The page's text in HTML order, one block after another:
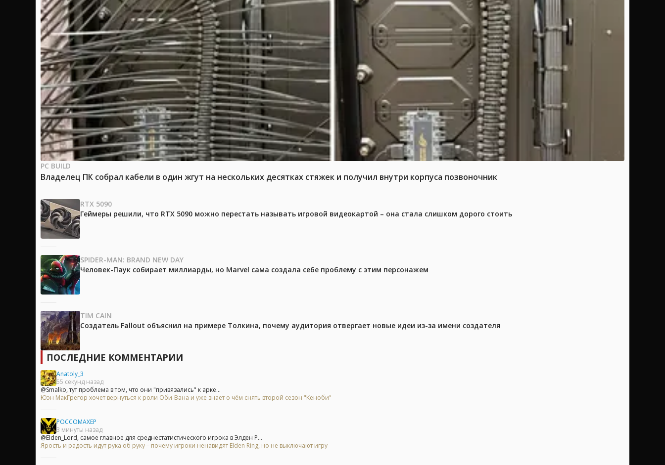
PC BUILD
Владелец ПК собрал кабели в один жгут на нескольких десятках стяжек и получил внутри корпуса позвоночник
RTX 5090
Геймеры решили, что RTX 5090 можно перестать называть игровой видеокартой – она стала слишком дорого стоить
SPIDER-MAN: BRAND NEW DAY
Человек-Паук собирает миллиарды, но Marvel сама создала себе проблему с этим персонажем
TIM CAIN
Создатель Fallout объяснил на примере Толкина, почему аудитория отвергает новые идеи из-за имени создателя
ПОСЛЕДНИЕ КОММЕНТАРИИ
Anatoly_3
55 секунд назад
@Smalko, тут проблема в том, что они "привязались" к арке...
Юэн МакГрегор хочет вернуться к роли Оби-Вана и уже знает о чём снять второй сезон "Кеноби"
POCCOMAXEP
3 минуты назад
@Elden_Lord, самое главное для среднестатистического игрока в Элден Р...
Ярость и радость идут рука об руку – почему игроки ненавидят Elden Ring, но не выключают игру